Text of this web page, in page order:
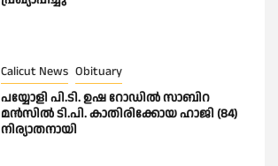
Calicut News Obituary
പയ്യോളി പി.ടി. ഉഷ റോഡിൽ സാബിറ
മൻസിൽ ടി.പി. കാതിരിക്കോയ ഹാജി (84)
നിര്യാതനായി